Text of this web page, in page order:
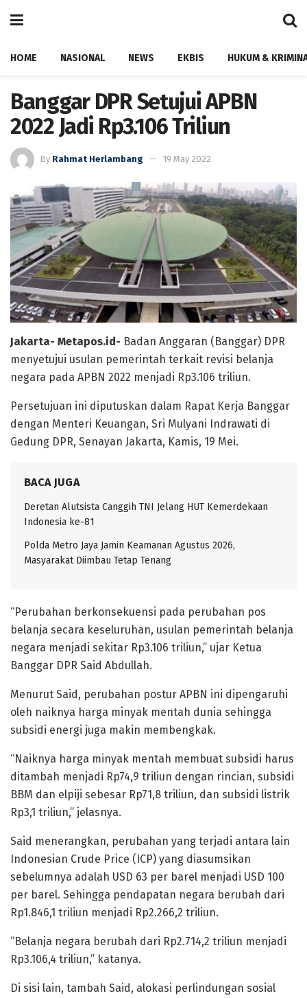
HOME NASIONAL NEWS EKBIS HUKUM &
Banggar DPR Setujui APBN
2022 Jadi Rp3.106 Triliun
By Rahmat Herlambang 19 May 2022
Jakarta- Metapos.id- Badan Anggaran (Banggar) DPR
menyetujui usulan pemerintah terkait revisi belanja
negara pada APBN 2022 menjadi Rp3.106 triliun.
Persetujuan ini diputuskan dalam Rapat Kerja Banggar
dengan Menteri Keuangan, Sri Mulyani Indrawati di
Gedung DPR, Senayan Jakarta, Kamis, 19 Mei.
BACA JUGA
Deretan Alutsista Canggih TNI Jelang HUT Kemerdekaan
Indonesia ke-81
Polda Metro Jaya Jamin Keamanan Agustus 2026,
Masyarakat Diimbau Tetap Tenang
“Perubahan berkonsekuensi pada perubahan pos
belanja secara keseluruhan, usulan pemerintah belanja
negara menjadi sekitar Rp3.106 triliun,” ujar Ketua
Banggar DPR Said Abdullah.
Menurut Said, perubahan postur APBN ini dipengaruhi
oleh naiknya harga minyak mentah dunia sehingga
subsidi energi juga makin membengkak.
“Naiknya harga minyak mentah membuat subsidi harus
ditambah menjadi Rp74,9 triliun dengan rincian, subsidi
BBM dan elpiji sebesar Rp71,8 triliun, dan subsidi listrik
Rp3,1 triliun,” jelasnya.
Said menerangkan, perubahan yang terjadi antara lain
Indonesian Crude Price (ICP) yang diasumsikan
sebelumnya adalah USD 63 per barel menjadi USD 100
per barel. Sehingga pendapatan negara berubah dari
Rp1.846,1 triliun menjadi Rp2.266,2 triliun.
“Belanja negara berubah dari Rp2.714,2 triliun menjadi
Rp3.106,4 triliun,” katanya.
Di sisi lain, tambah Said, alokasi perlindungan sosial